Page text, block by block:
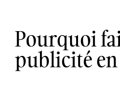
Pourquoi
publicité